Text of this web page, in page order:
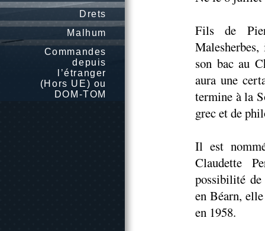
Drets
Malhum
Commandes
depuis
l’étranger
(Hors UE) ou
DOM-TOM
Fils de
son bac au
aura une
termine à la
grec et de
Il est
Claudette
possibilité de
en Béarn,
en 1958.